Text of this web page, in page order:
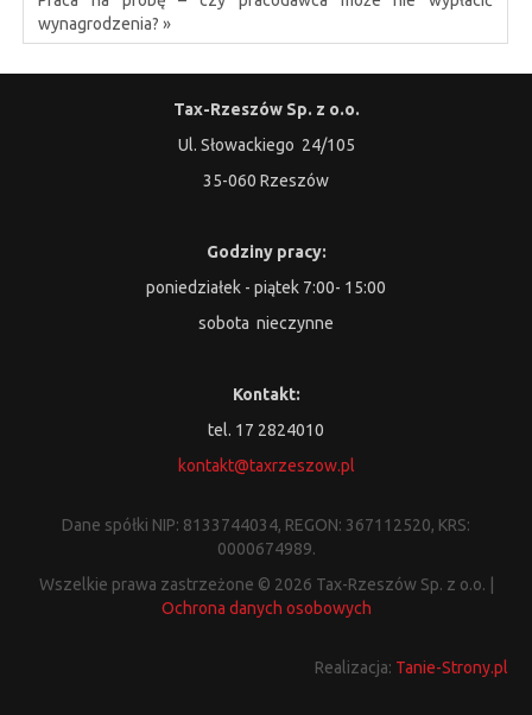
wynagrodzenia? »
Tax-Rzeszów Sp. z o.o.
Ul. Słowackiego 24/105
35-060 Rzeszów
Godziny pracy:
poniedziałek - piątek 7:00- 15:00
sobota nieczynne
Kontakt:
tel. 17 2824010
kontakt@taxrzeszow.pl
Dane spółki NIP: 8133744034, REGON: 367112520, KRS:
0000674989.
Wszelkie prawa zastrzeżone © 2026 Tax-Rzeszów Sp. z o.o. |
Ochrona danych osobowych
Realizacja: Tanie-Strony.pl